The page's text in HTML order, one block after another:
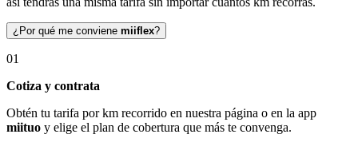
¿Por qué me conviene miiflex?
01
Cotiza y contrata
Obtén tu tarifa por km recorrido en nuestra página o en la app
miituo y elige el plan de cobertura que más te convenga.